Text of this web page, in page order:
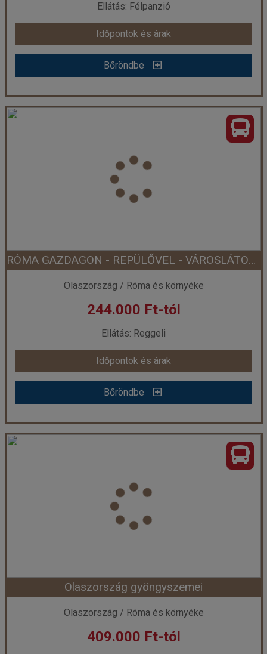
Időpontok és árak
Bőröndbe
Ellátás: Félpanzió
Időpontok és árak
Bőröndbe
OLASZORSZÁGI NAGYKÖRUTAZÁS AUTÓBUSSZAL
Város:Róma
Utazás módja:Busszal
Ellátás:
Szálláskategória:Program szerint
2 ágyas szoba
Időpont: 2026-09-07 | 7 éj
már 369.500 Ft-tól
Időpontok és árak
Bőröndbe
RÓMA GAZDAGON - REPÜLŐVEL - VÁROSLÁTOGATÁS OLASZORSZÁG
Olaszország / Róma és környéke
244.000 Ft-tól
Ellátás: Reggeli
Időpontok és árak
Bőröndbe
RÓMA GAZDAGON - REPÜLŐVEL - VÁROSLÁTOGATÁS OLASZORSZÁG
Város:Róma
Utazás módja:Busszal
Ellátás:
Szálláskategória:Program szerint
2 ágyas szoba
Időpont: 2026-09-17 | 3 éj
már 244.000 Ft-tól
Olaszország gyöngyszemei
Olaszország / Róma és környéke
409.000 Ft-tól